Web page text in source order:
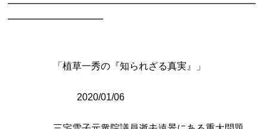
━━━━━━━━━━━━━━━━━━━━━━━━━━
━━━━━━━━━━